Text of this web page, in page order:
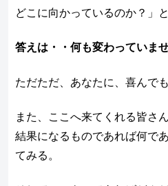
どこに向かっているのか？」
答えは・・何も変わっていませ
ただただ、あなたに、喜んで
また、ここへ来てくれる皆さ
結果になるものであれば何で
てみる。